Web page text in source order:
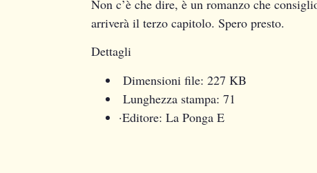
Non c’è che dire, è un romanzo che
arriverà il terzo capitolo. Spero presto.
Dettagli
Dimensioni file: 227 KB
Lunghezza stampa: 71
·Editore: La Ponga E